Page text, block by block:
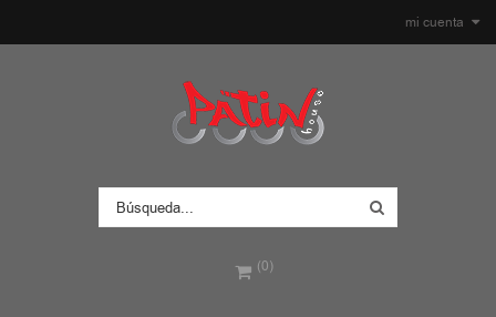
mi cuenta
(0)